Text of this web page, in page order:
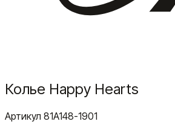
Колье Happy Hearts
Артикул 81A148-1901